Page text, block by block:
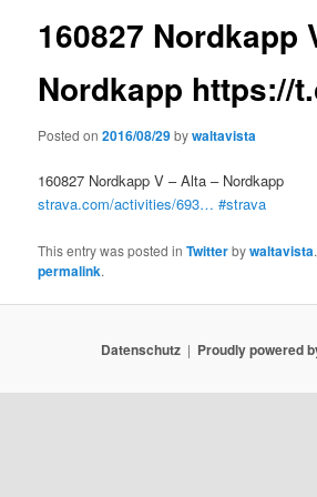
160827 Nordkapp
Nordkapp https://
Posted on2016/08/29bywaltavista
160827 Nordkapp V – Alta – Nordkapp
strava.com/activities/693… #strava
This entry was posted inTwitterbywaltavista
permalink.
Datenschutz Proudly powered